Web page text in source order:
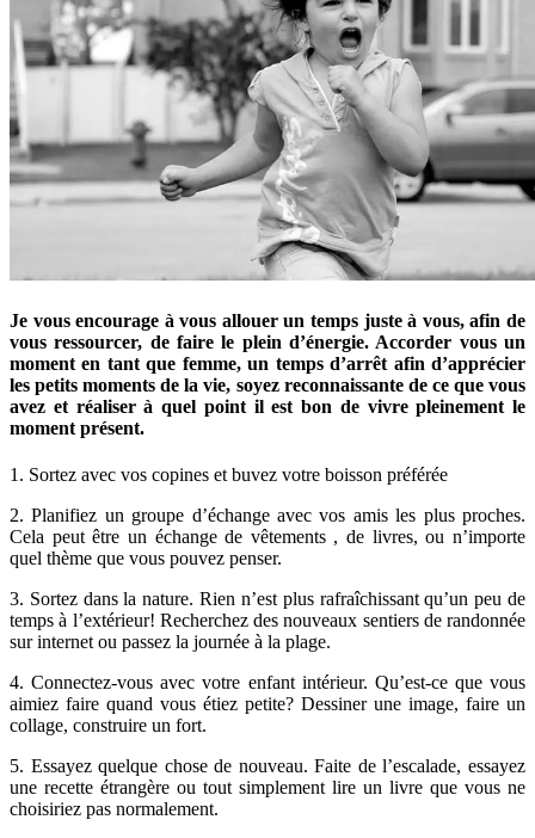
Je vous encourage à vous allouer un temps juste à vous, afin de
vous ressourcer, de faire le plein d’énergie. Accorder vous un
moment en tant que femme, un temps d’arrêt afin d’apprécier
les petits moments de la vie, soyez reconnaissante de ce que vous
avez et réaliser à quel point il est bon de vivre pleinement le
moment présent.
1. Sortez avec vos copines et buvez votre boisson préférée
2. Planifiez un groupe d’échange avec vos amis les plus proches.
Cela peut être un échange de vêtements , de livres, ou n’importe
quel thème que vous pouvez penser.
3. Sortez dans la nature. Rien n’est plus rafraîchissant qu’un peu de
temps à l’extérieur! Recherchez des nouveaux sentiers de randonnée
sur internet ou passez la journée à la plage.
4. Connectez-vous avec votre enfant intérieur. Qu’est-ce que vous
aimiez faire quand vous étiez petite? Dessiner une image, faire un
collage, construire un fort.
5. Essayez quelque chose de nouveau. Faite de l’escalade, essayez
une recette étrangère ou tout simplement lire un livre que vous ne
choisiriez pas normalement.